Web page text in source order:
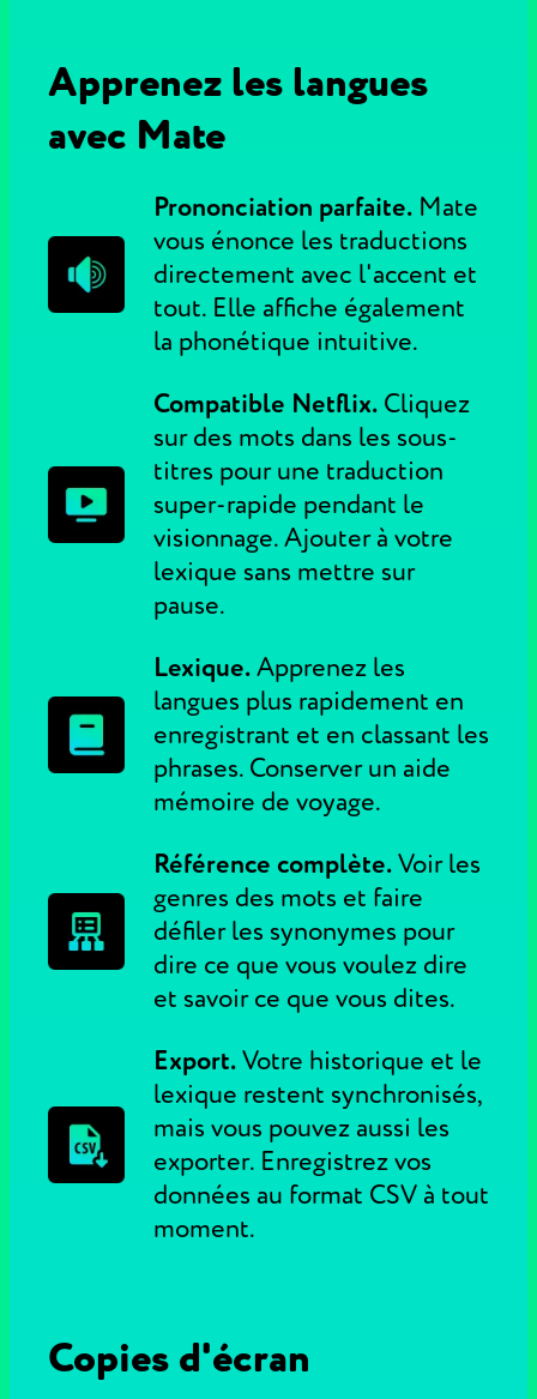
Apprenez les langues
avec Mate
Prononciation parfaite. Mate
vous énonce les traductions
directement avec l'accent et
tout. Elle affiche également
la phonétique intuitive.
Compatible Netflix. Cliquez
sur des mots dans les sous-
titres pour une traduction
super-rapide pendant le
visionnage. Ajouter à votre
lexique sans mettre sur
pause.
Lexique.Apprenez les
langues plus rapidement en
enregistrant et en classant les
phrases. Conserver un aide
mémoire de voyage.
Référence complète.Voir les
genres des mots et faire
défiler les synonymes pour
dire ce que vous voulez dire
et savoir ce que vous dites.
Export.Votre historique et le
lexique restent synchronisés,
mais vous pouvez aussi les
exporter. Enregistrez vos
données au format CSV à tout
moment.
Copies d'écran